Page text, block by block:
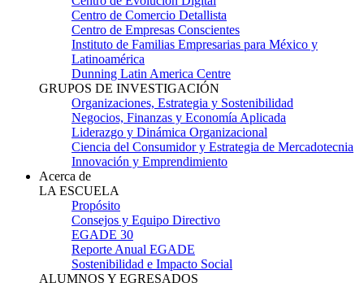
Centro de Comercio Detallista
Centro de Empresas Conscientes
Instituto de Familias Empresarias para México y
Latinoamérica
Dunning Latin America Centre
GRUPOS DE INVESTIGACIÓN
Organizaciones, Estrategia y Sostenibilidad
Negocios, Finanzas y Economía Aplicada
Liderazgo y Dinámica Organizacional
Ciencia del Consumidor y Estrategia de Mercadotecnia
Innovación y Emprendimiento
Acerca de
LA ESCUELA
Propósito
Consejos y Equipo Directivo
EGADE 30
Reporte Anual EGADE
Sostenibilidad e Impacto Social
ALUMNOS Y EGRESADOS